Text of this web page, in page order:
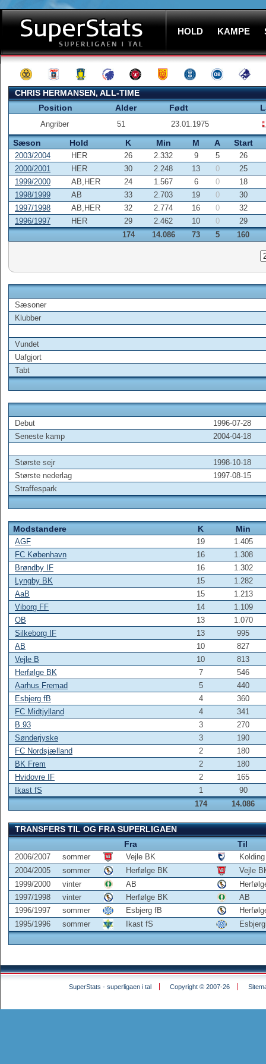
HOLD KAMPE
CHRIS HERMANSEN, ALL-TIME
Position
Alder Født
Angriber 51 23.01.1975
Sæson Hold K Min M A Start
2003/2004 HER 26 2.332 9 5
26
2000/2001
HER 30 2.248 13 0
25
1999/2000
AB,HER 24 1.567 6 0
18
1998/1999
AB 33 2.703 19 0
30
1997/1998
AB,HER 32 2.774 16 0
32
1996/1997
HER 29 2.462 10 0
29
174
14.086 73 5 160
Sæsoner
Klubber
Vundet
Uafgjort
Tabt
Debut
1996-07-28
Seneste kamp
2004-04-18
Største sejr
1998-10-18
Største nederlag
1997-08-15
Straffespark
Modstandere K Min
AGF 19
1.405
FC København
16
1.308
Brøndby IF
16
1.302
Lyngby BK
15
1.282
AaB
15
1.213
Viborg FF
14
1.109
OB
13
1.070
Silkeborg IF
13
995
AB
10
827
Vejle B
10
813
Herfølge BK
7
546
Aarhus Fremad
5
440
Esbjerg fB
4
360
FC Midtjylland
4
341
B.93
3
270
Sønderjyske
3
190
FC Nordsjælland
2
180
BK Frem
2
180
Hvidovre IF
2
165
Ikast fS
1
90
174
14.086
TRANSFERS TIL OG FRA SUPERLIGAEN
Fra
Til
2006/2007 sommer Vejle BK
2004/2005
sommer Herfølge BK
Vejle
1999/2000
vinter AB
1997/1998
vinter Herfølge BK
AB
1996/1997
sommer Esbjerg fB
1995/1996
sommer Ikast fS
SuperStats - superligaen i tal Copyright © 2007-26